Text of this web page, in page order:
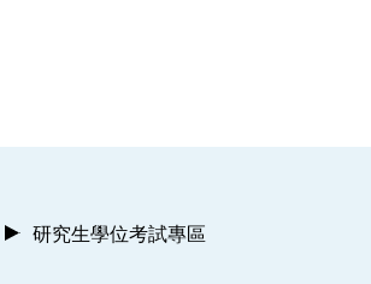
研究生學位考試專區